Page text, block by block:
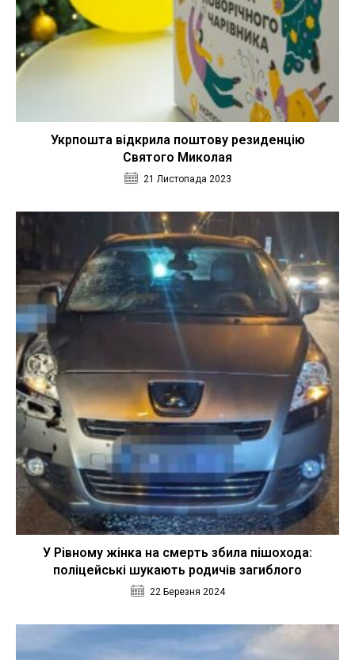
Укрпошта відкрила поштову резиденцію
Святого Миколая
21 Листопада 2023
У Рівному жінка на смерть збила пішохода:
поліцейські шукають родичів загиблого
22 Березня 2024